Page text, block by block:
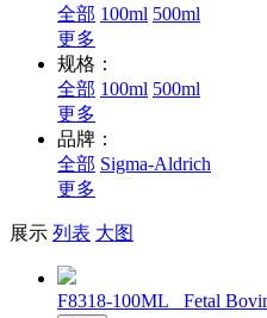
全部 100ml 500ml
更多
规格：
全部 100ml 500ml
更多
品牌：
全部 Sigma-Aldrich
更多
展示 列表 大图
F8318-100ML Fetal